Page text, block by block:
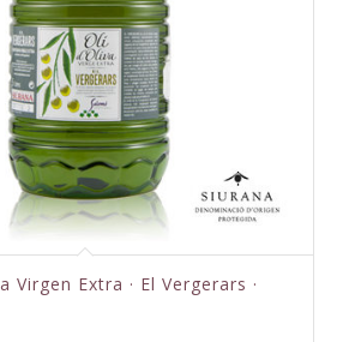
Virgen Extra · El Vergerars ·